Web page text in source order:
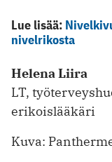
Lue lisää:
nivelrikosta
Helena Liira
LT,
erikoislääkäri
Kuva: